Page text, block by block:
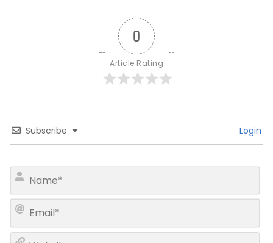
0
Article Rating
Subscribe Login
m
a